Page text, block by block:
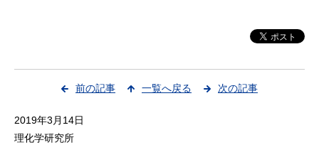
前の記事 一覧へ戻る 次の記事
2019年3月14日
理化学研究所